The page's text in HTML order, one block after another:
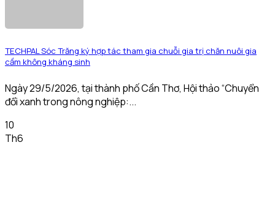
TECHPAL Sóc Trăng ký hợp tác tham gia chuỗi gia trị chăn nuôi gia
cầm không kháng sinh
Ngày 29/5/2026, tại thành phố Cần Thơ, Hội thảo “Chuyển
đổi xanh trong nông nghiệp:...
10
Th6